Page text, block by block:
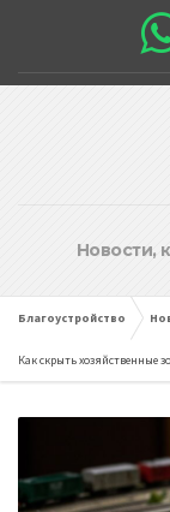
Новости,
Благоустройство
Как скрыть хозяйственные